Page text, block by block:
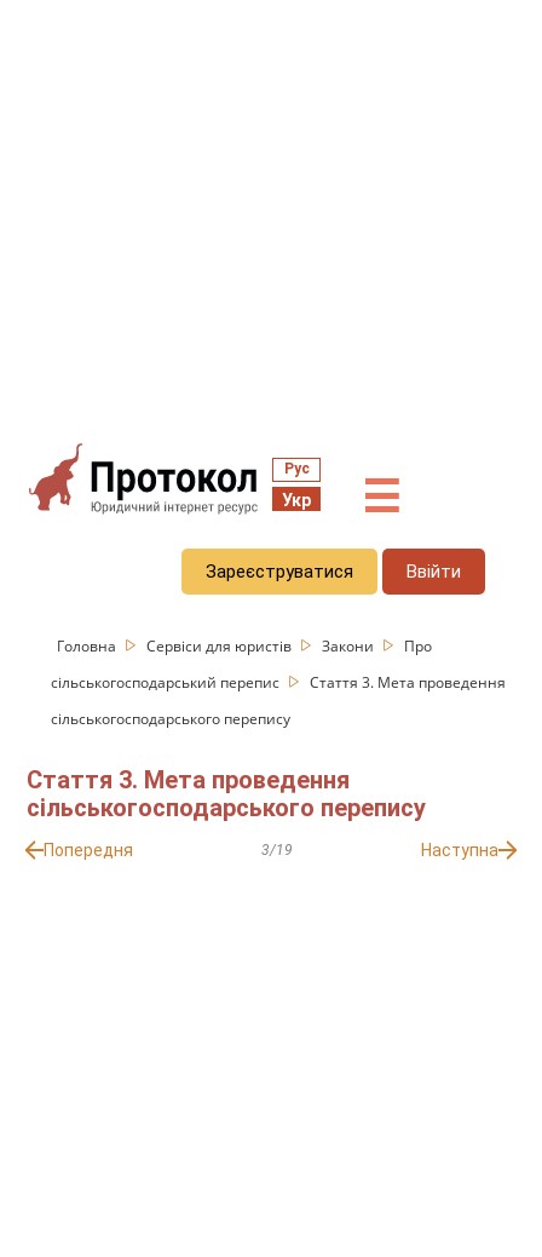
Рус
Укр ☰
Зареєструватися Ввійти
Головна Сервіси для юристів Закони
Про
сільськогосподарський перепис
Стаття 3. Мета проведення
сільськогосподарського перепису
Стаття 3. Мета проведення
сільськогосподарського перепису
Попередня 3/19 Наступна